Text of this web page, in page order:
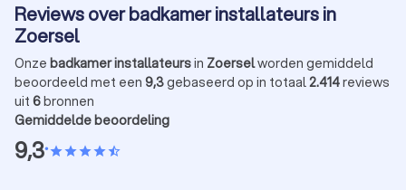
Reviews over badkamer installateurs in
Zoersel
Onze badkamer installateursin Zoerselworden gemiddeld
beoordeeld met een 9,3gebaseerd op in totaal2.414reviews
uit 6bronnen
Gemiddelde beoordeling
9,3•starstarstarstarstar_half